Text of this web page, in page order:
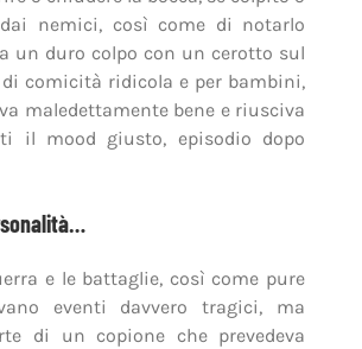
nemici, così come di notarlo
un duro colpo con un cerotto sul
comicità ridicola e per bambini,
maledettamente bene e riusciva
il mood giusto, episodio dopo
e le battaglie, così come pure
eventi davvero tragici, ma
di un copione che prevedeva